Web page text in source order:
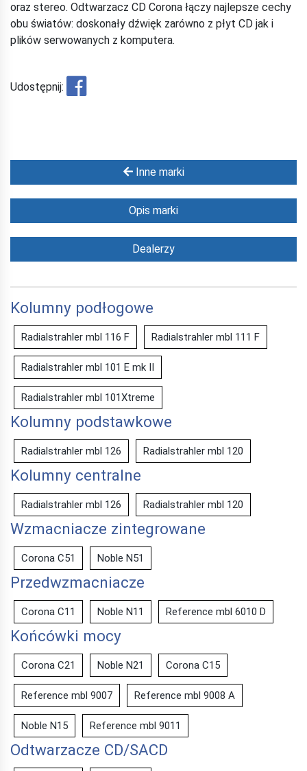
Inne marki
Opis marki
Dealerzy
Kolumny podłogowe
Radialstrahler mbl 116 F Radialstrahler mbl 111 F
Radialstrahler mbl 101 E mk II
Radialstrahler mbl 101Xtreme
Kolumny podstawkowe
Radialstrahler mbl 126 Radialstrahler mbl 120
Kolumny centralne
Radialstrahler mbl 126 Radialstrahler mbl 120
Wzmacniacze zintegrowane
Corona C51 Noble N51
Przedwzmacniacze
Corona C11 Noble N11 Reference mbl 6010 D
Końcówki mocy
Corona C21 Noble N21 Corona C15
Reference mbl 9007 Reference mbl 9008 A
Noble N15 Reference mbl 9011
Odtwarzacze CD/SACD
oraz stereo. Odtwarzacz CD Corona łączy najlepsze cechy
obu światów: doskonały dźwięk zarówno z płyt CD jak i
plików serwowanych z komputera.
Udostępnij: